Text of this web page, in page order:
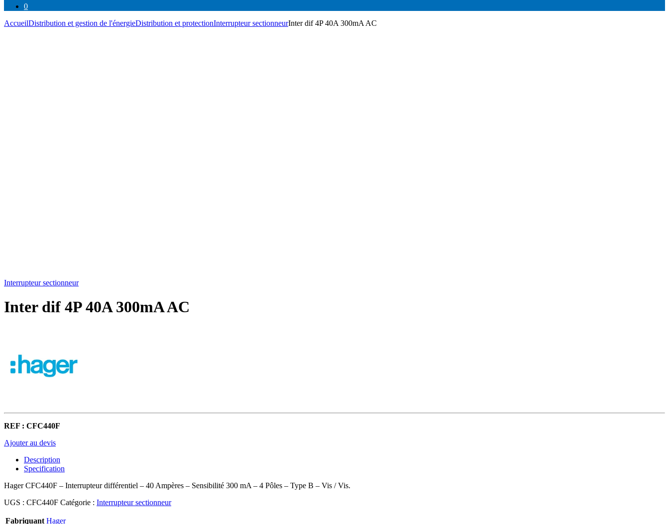
0
AccueilDistribution et gestion de l'énergieDistribution et protectionInterrupteur sectionneurInter dif 4P 40A 300mA AC
Interrupteur sectionneur
Inter dif 4P 40A 300mA AC
REF : CFC440F
Ajouter au devis
Description
Specification
Hager CFC440F – Interrupteur différentiel – 40 Ampères – Sensibilité 300 mA – 4 Pôles – Type B – Vis / Vis.
UGS : CFC440F Catégorie : Interrupteur sectionneur
Fabriquant Hager